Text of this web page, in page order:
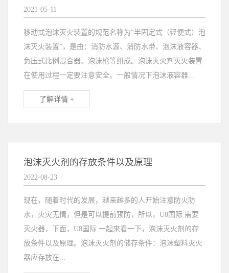
2021-05-11
移动式泡沫灭火装置的规范名称为“半固定式（轻便式）泡
沫灭火装置”，是由：消防水源、消防水带、泡沫液容器、
负压式比例混合器、泡沫枪等组成。泡沫灭火剂灭火装置
在使用过程一定要注意安全。一般情况下泡沫液容器...
了解详情 +
泡沫灭火剂的存放条件以及原理
2022-08-23
现在，随着时代的发展，越来越多的人开始注意防火防
水，火灾无情，但是可以提前预防，所以，U8国际 需要
灭火器，下面，U8国际 一起来看一下，泡沫灭火剂的存
放条件以及原理。泡沫灭火剂的储存条件：泡沫塑料灭火
器应存放在...